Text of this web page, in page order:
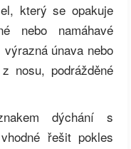
který se opakuje
nebo namáhavé
únava nebo
nosu, podrážděné
dýchání s
řešit pokles